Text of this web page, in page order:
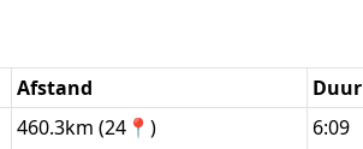
Afstand Duur
460.3km (24📍) 6:09